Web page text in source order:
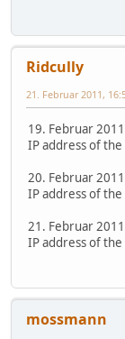
Ridcully
21. Februar 2011,
19. Februar
IP address of
20. Februar
IP address of
21. Februar
IP address of
mossmann